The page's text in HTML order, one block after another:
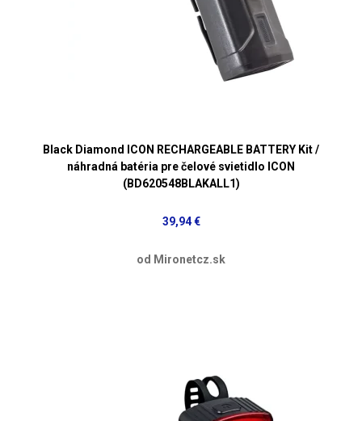
Black Diamond ICON RECHARGEABLE BATTERY Kit /
náhradná batéria pre čelové svietidlo ICON
(BD620548BLAKALL1)
39,94 €
od Mironetcz.sk